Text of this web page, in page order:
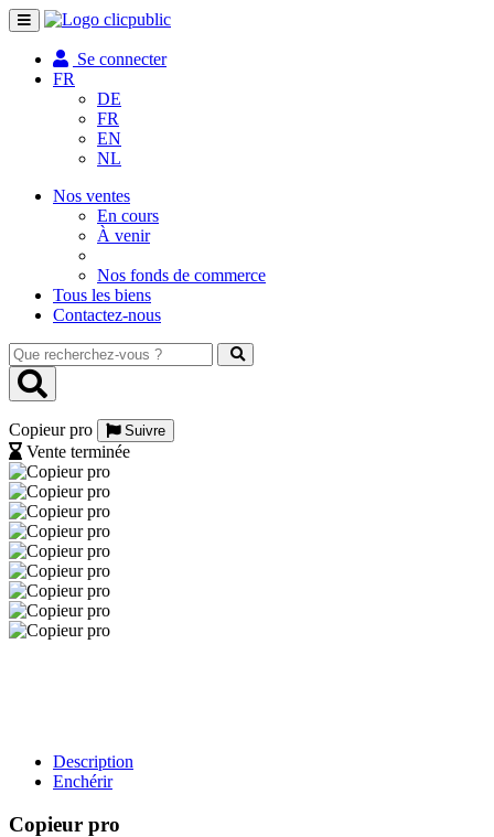
Toggle
navigation
Se connecter
FR
DE
FR
EN
NL
Nos ventes
En cours
À venir
Nos fonds de commerce
Tous les biens
Contactez-nous
Que
recherchez-
vous
Copieur pro
Suivre
Vente terminée
Description
Enchérir
Copieur pro